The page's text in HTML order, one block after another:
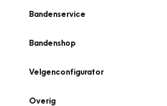
Bandenservice
Bandenshop
Velgenconfigurator
Overig